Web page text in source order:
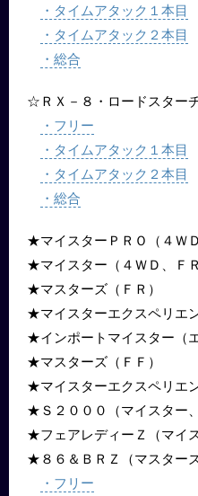
・タイムアタック１本目
・タイムアタック２本目
・総合
☆ＲＸ－８・ロードスター
・フリー
・タイムアタック１本目
・タイムアタック２本目
・総合
★マイスターＰＲＯ（４ＷＤ
★マイスター（４ＷＤ、ＦＲ
★マスターズ（ＦＲ）
★マイスターエクスペリエ
★インポートマイスター（
★マスターズ（ＦＦ）
★マイスターエクスペリエ
★Ｓ２０００（マイスター
★フェアレディーＺ（マイ
★８６＆ＢＲＺ（マスターズ
・フリー